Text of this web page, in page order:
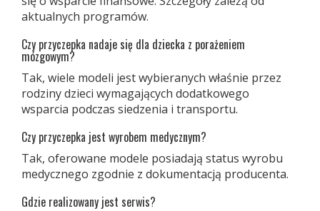
aktualnych programów.
Czy przyczepka nadaje się dla dziecka z porażeniem
mózgowym?
Tak, wiele modeli jest wybieranych właśnie przez
rodziny dzieci wymagających dodatkowego
wsparcia podczas siedzenia i transportu.
Czy przyczepka jest wyrobem medycznym?
Tak, oferowane modele posiadają status wyrobu
medycznego zgodnie z dokumentacją producenta.
Gdzie realizowany jest serwis?